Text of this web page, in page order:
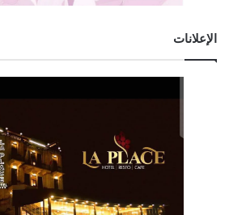
الإعلانات